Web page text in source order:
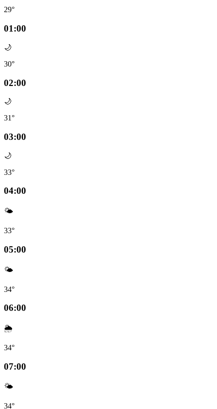
29°
01:00
🌙
30°
02:00
🌙
31°
03:00
🌙
33°
04:00
🌤️
33°
05:00
🌤️
34°
06:00
🌦️
34°
07:00
🌤️
34°